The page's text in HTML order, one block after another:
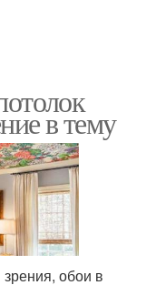
в тему
зрения, обои в